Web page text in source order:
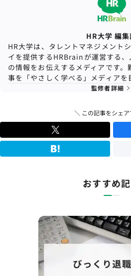
HR大学 編集
HR大学は、タレントマネジメント
イを提供するHRBrainが運営する
の情報をお伝えするメディアです。
事を「やさしく学べる」メディアを
監修者詳細
＼ この記事をシェ
おすすめ